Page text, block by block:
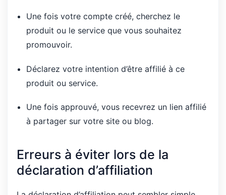
Une fois votre compte créé, cherchez le
produit ou le service que vous souhaitez
promouvoir.
Déclarez votre intention d’être affilié à ce
produit ou service.
Une fois approuvé, vous recevrez un lien affilié
à partager sur votre site ou blog.
Erreurs à éviter lors de la
déclaration d’affiliation